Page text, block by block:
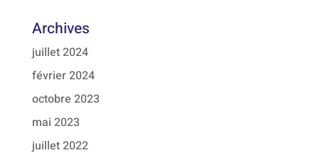
Archives
juillet 2024
février 2024
octobre 2023
mai 2023
juillet 2022